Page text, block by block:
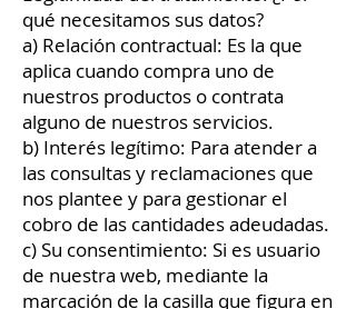
qué necesitamos sus datos?
a) Relación contractual: Es la que
aplica cuando compra uno de
nuestros productos o contrata
alguno de nuestros servicios.
b) Interés legítimo: Para atender a
las consultas y reclamaciones que
nos plantee y para gestionar el
cobro de las cantidades adeudadas.
c) Su consentimiento: Si es usuario
de nuestra web, mediante la
marcación de la casilla que figura en